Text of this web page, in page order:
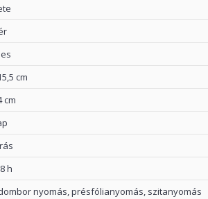
cm
cm
h
nyomás, présfólianyomás, szitanyomás